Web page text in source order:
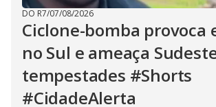
DO R7/07/08/2026
Ciclone-bomba provoca
no Sul e ameaça
tempestades #Shorts
#CidadeAlerta